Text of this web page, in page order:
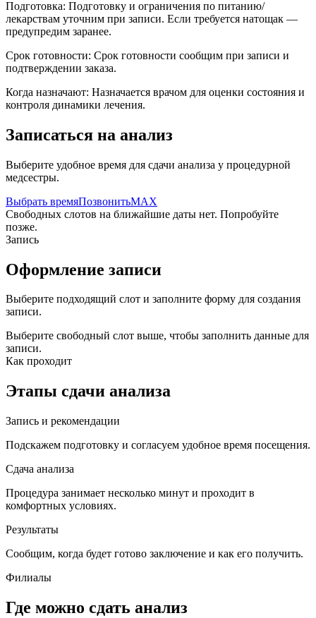
Подготовка: Подготовку и ограничения по питанию/
лекарствам уточним при записи. Если требуется натощак —
предупредим заранее.
Срок готовности: Срок готовности сообщим при записи и
подтверждении заказа.
Когда назначают: Назначается врачом для оценки состояния и
контроля динамики лечения.
Записаться на анализ
Выберите удобное время для сдачи анализа у процедурной
медсестры.
Выбрать времяПозвонитьMAX
Свободных слотов на ближайшие даты нет. Попробуйте
позже.
Запись
Оформление записи
Выберите подходящий слот и заполните форму для создания
записи.
Выберите свободный слот выше, чтобы заполнить данные для
записи.
Как проходит
Этапы сдачи анализа
Запись и рекомендации
Подскажем подготовку и согласуем удобное время посещения.
Сдача анализа
Процедура занимает несколько минут и проходит в
комфортных условиях.
Результаты
Сообщим, когда будет готово заключение и как его получить.
Филиалы
Где можно сдать анализ